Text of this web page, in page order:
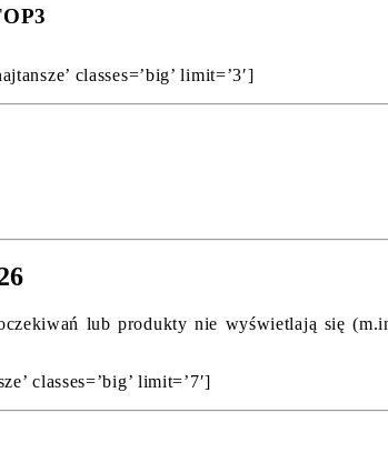
classes=’big’ limit=’3′]
lub produkty nie wyświetlają się
classes=’big’ limit=’7′]